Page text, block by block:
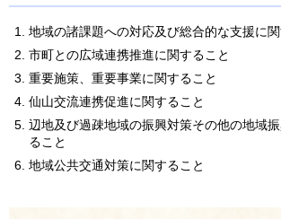
地域の諸課題への対応及び総合的な支援に
市町との広域連携推進に関すること
重要施策、重要事業に関すること
仙山交流連携促進に関すること
辺地及び過疎地域の振興対策その他の地域
ること
地域公共交通対策に関すること